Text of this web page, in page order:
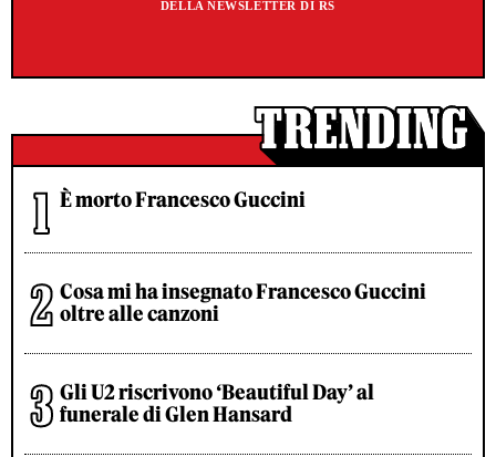
DELLA NEWSLETTER DI RS
È morto Francesco Guccini
Cosa mi ha insegnato Francesco Guccini
oltre alle canzoni
Gli U2 riscrivono ‘Beautiful Day’ al
funerale di Glen Hansard